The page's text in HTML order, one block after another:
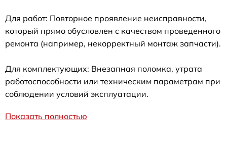
Для работ: Повторное проявление неисправности,
который прямо обусловлен с качеством проведенного
ремонта (например, некорректный монтаж запчасти).
Для комплектующих: Внезапная поломка, утрата
работоспособности или техническим параметрам при
соблюдении условий эксплуатации.
Показать полностью